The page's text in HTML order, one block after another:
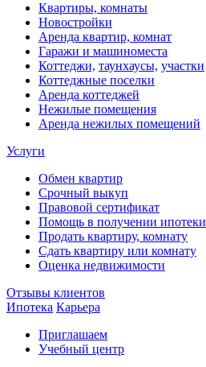
Квартиры, комнаты
Новостройки
Аренда квартир, комнат
Гаражи и машиноместа
Коттеджи, таунхаусы, участки
Коттеджные поселки
Аренда коттеджей
Нежилые помещения
Аренда нежилых помещений
Услуги
Обмен квартир
Срочный выкуп
Правовой сертификат
Помощь в получении ипотеки
Продать квартиру, комнату
Сдать квартиру или комнату
Оценка недвижимости
Отзывы клиентов
Ипотека Карьера
Приглашаем
Учебный центр